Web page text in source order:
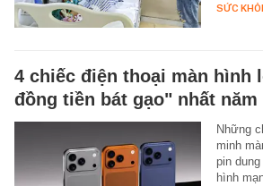
SỨC
4 chiếc điện thoại màn hình
đồng tiền bát gạo" nhất năm
Những
minh
pin
hình